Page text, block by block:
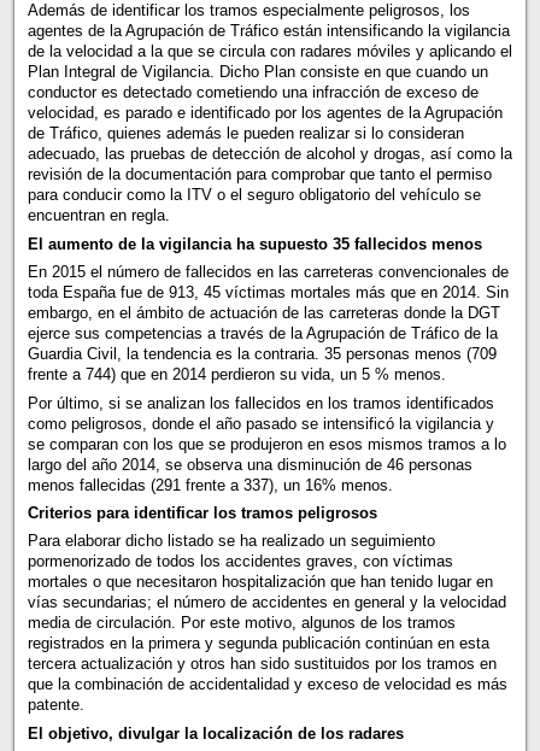
Además de identificar los tramos especialmente peligrosos, los
agentes de la Agrupación de Tráfico están intensificando la vigilancia
de la velocidad a la que se circula con radares móviles y aplicando el
Plan Integral de Vigilancia. Dicho Plan consiste en que cuando un
conductor es detectado cometiendo una infracción de exceso de
velocidad, es parado e identificado por los agentes de la Agrupación
de Tráfico, quienes además le pueden realizar si lo consideran
adecuado, las pruebas de detección de alcohol y drogas, así como la
revisión de la documentación para comprobar que tanto el permiso
para conducir como la ITV o el seguro obligatorio del vehículo se
encuentran en regla.
El aumento de la vigilancia ha supuesto 35 fallecidos menos
En 2015 el número de fallecidos en las carreteras convencionales de
toda España fue de 913, 45 víctimas mortales más que en 2014. Sin
embargo, en el ámbito de actuación de las carreteras donde la DGT
ejerce sus competencias a través de la Agrupación de Tráfico de la
Guardia Civil, la tendencia es la contraria. 35 personas menos (709
frente a 744) que en 2014 perdieron su vida, un 5 % menos.
Por último, si se analizan los fallecidos en los tramos identificados
como peligrosos, donde el año pasado se intensificó la vigilancia y
se comparan con los que se produjeron en esos mismos tramos a lo
largo del año 2014, se observa una disminución de 46 personas
menos fallecidas (291 frente a 337), un 16% menos.
Criterios para identificar los tramos peligrosos
Para elaborar dicho listado se ha realizado un seguimiento
pormenorizado de todos los accidentes graves, con víctimas
mortales o que necesitaron hospitalización que han tenido lugar en
vías secundarias; el número de accidentes en general y la velocidad
media de circulación. Por este motivo, algunos de los tramos
registrados en la primera y segunda publicación continúan en esta
tercera actualización y otros han sido sustituidos por los tramos en
que la combinación de accidentalidad y exceso de velocidad es más
patente.
El objetivo, divulgar la localización de los radares